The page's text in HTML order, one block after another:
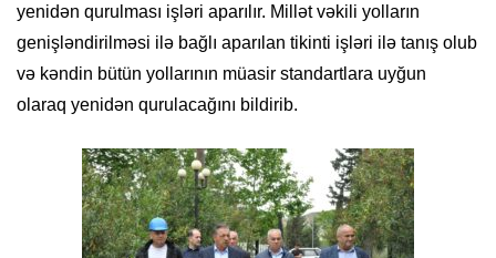
yenidən qurulması işləri aparılır. Millət vəkili yolların
genişləndirilməsi ilə bağlı aparılan tikinti işləri ilə tanış olub
və kəndin bütün yollarının müasir standartlara uyğun
olaraq yenidən qurulacağını bildirib.